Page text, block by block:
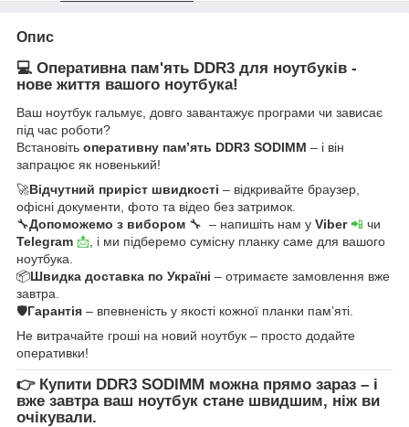
Опис
💻 Оперативна пам'ять DDR3 для ноутбуків -
нове життя вашого ноутбука!
Ваш ноутбук гальмує, довго завантажує програми чи зависає
під час роботи?
Встановіть оперативну пам’ять DDR3 SODIMM – і він
запрацює як новенький!
🚀Відчутний приріст швидкості – відкривайте браузер,
офісні документи, фото та відео без затримок.
🔧Допоможемо з вибором 🔧 – напишіть нам у Viber📲 чи
Telegram 📩 , і ми підберемо сумісну планку саме для вашого
ноутбука.
📦Швидка доставка по Україні – отримаєте замовлення вже
завтра.
🛡Гарантія – впевненість у якості кожної планки пам’яті.
Не витрачайте гроші на новий ноутбук – просто додайте
оперативки!
👉 Купити DDR3 SODIMM можна прямо зараз – і
вже завтра ваш ноутбук стане швидшим, ніж ви
очікували.